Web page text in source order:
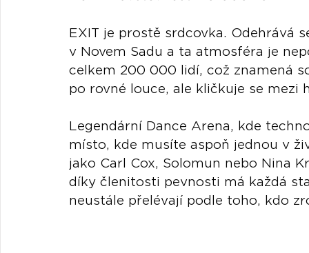
EXIT je prostě srdcovka. Odehrává
v Novem Sadu a ta atmosféra je
celkem 200 000 lidí, což znamená
po rovné louce, ale kličkuje se mezi
Legendární Dance Arena, kde
místo, kde musíte aspoň jednou v
jako Carl Cox, Solomun nebo Nina
díky členitosti pevnosti má každá
neustále přelévají podle toho, kdo